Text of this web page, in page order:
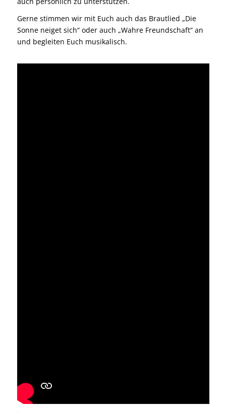
Gerne stimmen wir mit Euch auch das Brautlied „Die
Sonne neiget sich“ oder auch „Wahre Freundschaft“ an
und begleiten Euch musikalisch.